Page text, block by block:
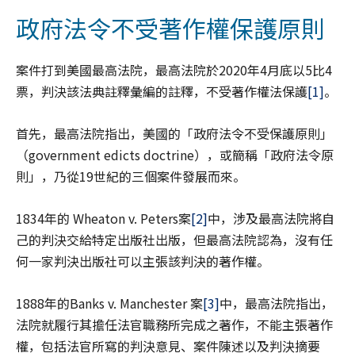
政府法令不受著作權保護原則
案件打到美國最高法院，最高法院於2020年4月底以5比4
票，判決該法典註釋彙編的註釋，不受著作權法保護[1]。
首先，最高法院指出，美國的「政府法令不受保護原則」
（government edicts doctrine），或簡稱「政府法令原
則」，乃從19世紀的三個案件發展而來。
1834年的 Wheaton v. Peters案[2]中，涉及最高法院將自
己的判決交給特定出版社出版，但最高法院認為，沒有任
何一家判決出版社可以主張該判決的著作權。
1888年的Banks v. Manchester 案[3]中，最高法院指出，
法院就履行其擔任法官職務所完成之著作，不能主張著作
權，包括法官所寫的判決意見、案件陳述以及判決摘要